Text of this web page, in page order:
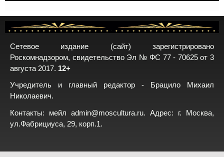
Сетевое издание (сайт) зарегистрировано
Роскомнадзором, свидетельство Эл № ФС 77 - 70625 от 3
августа 2017. 12+
Учредитель и главный редактор - Брацило Михаил
Николаевич.
Контакты: мейл admin@moscultura.ru. Адрес: г. Москва,
ул.Фабрициуса, 29, корп.1.